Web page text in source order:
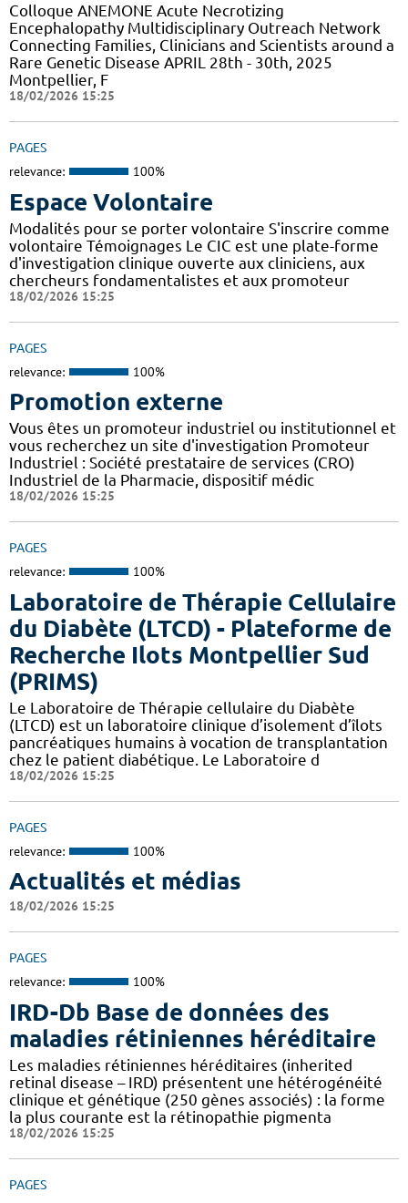
Colloque ANEMONE Acute Necrotizing
Encephalopathy Multidisciplinary Outreach Network
Connecting Families, Clinicians and Scientists around a
Rare Genetic Disease APRIL 28th - 30th, 2025
Montpellier, F
18/02/2026 15:25
PAGES
relevance: 100%
Espace Volontaire
Modalités pour se porter volontaire S'inscrire comme
volontaire Témoignages Le CIC est une plate-forme
d'investigation clinique ouverte aux cliniciens, aux
chercheurs fondamentalistes et aux promoteur
18/02/2026 15:25
PAGES
relevance: 100%
Promotion externe
Vous êtes un promoteur industriel ou institutionnel et
vous recherchez un site d'investigation Promoteur
Industriel : Société prestataire de services (CRO)
Industriel de la Pharmacie, dispositif médic
18/02/2026 15:25
PAGES
relevance: 100%
Laboratoire de Thérapie Cellulaire
du Diabète (LTCD) - Plateforme de
Recherche Ilots Montpellier Sud
(PRIMS)
Le Laboratoire de Thérapie cellulaire du Diabète
(LTCD) est un laboratoire clinique d’isolement d’îlots
pancréatiques humains à vocation de transplantation
chez le patient diabétique. Le Laboratoire d
18/02/2026 15:25
PAGES
relevance: 100%
Actualités et médias
18/02/2026 15:25
PAGES
relevance: 100%
IRD-Db Base de données des
maladies rétiniennes héréditaire
Les maladies rétiniennes héréditaires (inherited
retinal disease – IRD) présentent une hétérogénéité
clinique et génétique (250 gènes associés) : la forme
la plus courante est la rétinopathie pigmenta
18/02/2026 15:25
PAGES